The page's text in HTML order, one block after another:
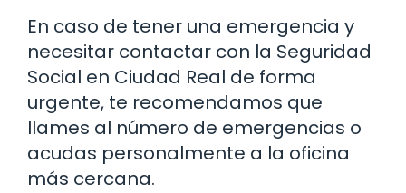
En caso de tener una emergencia y
necesitar contactar con la Seguridad
Social en Ciudad Real de forma
urgente, te recomendamos que
llames al número de emergencias o
acudas personalmente a la oficina
más cercana.